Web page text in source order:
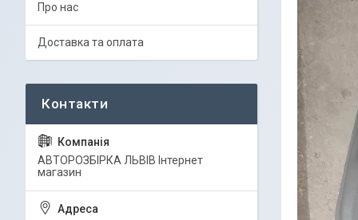
Про нас
Доставка та оплата
АВТОРОЗБІРКА ЛЬВІВ Інтернет
магазин